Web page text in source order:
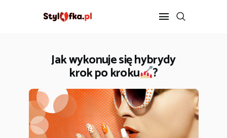
Jak wykonuje się hybrydy
krok po kroku ?
STYLIZACJA
PIELĘGNACJA
FIT
DIETA